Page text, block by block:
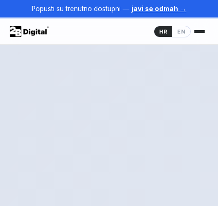
Popusti su trenutno dostupni — javi se odmah →
HR EN